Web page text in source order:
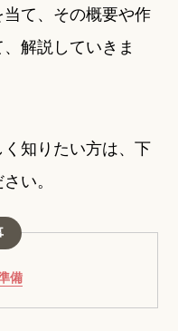
当て、その概要や作
解説していきま
知りたい方は、下
い。
備